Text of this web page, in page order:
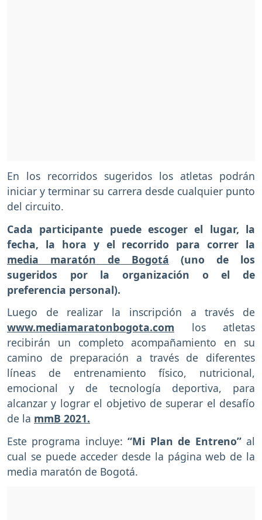
En los recorridos sugeridos los atletas podrán
iniciar y terminar su carrera desde cualquier punto
del circuito.
Cada participante puede escoger el lugar, la
fecha, la hora y el recorrido para correr la
media maratón de Bogotá (uno de los
sugeridos por la organización o el de
preferencia personal).
Luego de realizar la inscripción a través de
www.mediamaratonbogota.com los atletas
recibirán un completo acompañamiento en su
camino de preparación a través de diferentes
líneas de entrenamiento físico, nutricional,
emocional y de tecnología deportiva, para
alcanzar y lograr el objetivo de superar el desafío
de la mmB 2021.
Este programa incluye:“Mi Plan de Entreno”al
cual se puede acceder desde la página web de la
media maratón de Bogotá.